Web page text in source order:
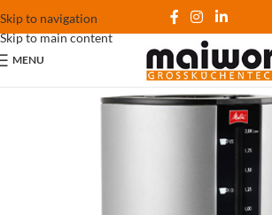
Skip to navigation
Skip to main content
MENU